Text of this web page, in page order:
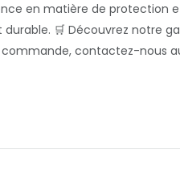
en matière de
🛒 Découvrez notre
contactez-nous